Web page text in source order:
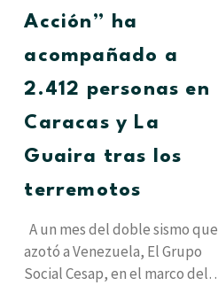
terremotos
Acción” ha
acompañado a
2.412 personas en
Caracas y La
Guaira tras los
terremotos
A un mes del doble sismo que
azotó a Venezuela, El Grupo
Social Cesap, en el marco del